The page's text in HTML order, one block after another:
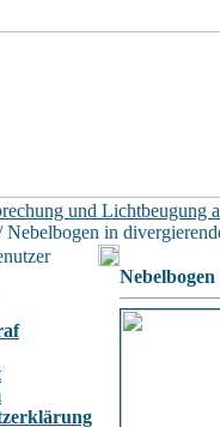
und Lichtbeugung
Nebelbogen in